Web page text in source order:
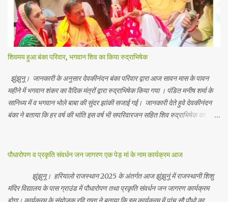
शिवमय हुआ बंका परिवार, भगवान शिव का किया रुद्राभिषेक
झुंझुनू। जानकारी के अनुसार देवकीनंदन बंका परिवार द्वारा आज सावन मास के पावन
महीने में भगवान शंकर का वैदिक मंत्रों द्वारा रुद्राभिषेक किया गया । पंडित मनीष शर्मा के
सानिध्य में व भगवान भोले बाबा की सुंदर झांकी सजाई गई। जानकारी देते हुवे देवकीनंदन
बंका ने बताया कि हर वर्ष की भांति इस वर्ष भी सपरिवारजन सहित शिव रुद्राभिषेक का
भाविक, लाडो, मीना, रेनू, निर्मला, दीक्षा, मनीषा आदि सभी परिवार जन उपस्थित रहे।
guarantee the information is 100% accurate
पौधारोपण व प्रकृति संवर्धन जन जागरण एक पेड़ मां के नाम कार्यक्रम आज
झुंझुनू। हरियालो राजस्थान 2025 के अंतर्गत आज झुंझुनूं में राजस्थानी शिशु
मंदिर विद्यालय के पास ग्राउंड में पौधारोपण तथा प्रकृति संवर्धन जन जागरण कार्यक्रम